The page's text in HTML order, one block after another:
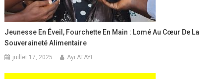
Jeunesse En Éveil, Fourchette En Main : Lomé Au Cœur De La
Souveraineté Alimentaire
juillet 17, 2025 Ayi ATAYI